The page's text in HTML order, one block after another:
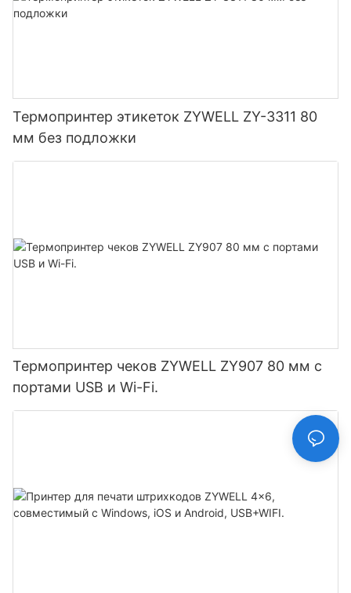
Термопринтер этикеток ZYWELL ZY-3311 80
мм без подложки
Термопринтер чеков ZYWELL ZY907 80 мм с
портами USB и Wi-Fi.